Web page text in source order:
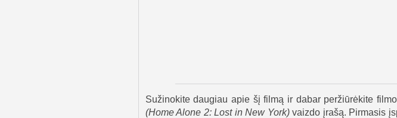
Sužinokite daugiau apie šį filmą ir dabar peržiūrėkite
(Home Alone 2: Lost in New York)vaizdo įrašą. Pirmasis